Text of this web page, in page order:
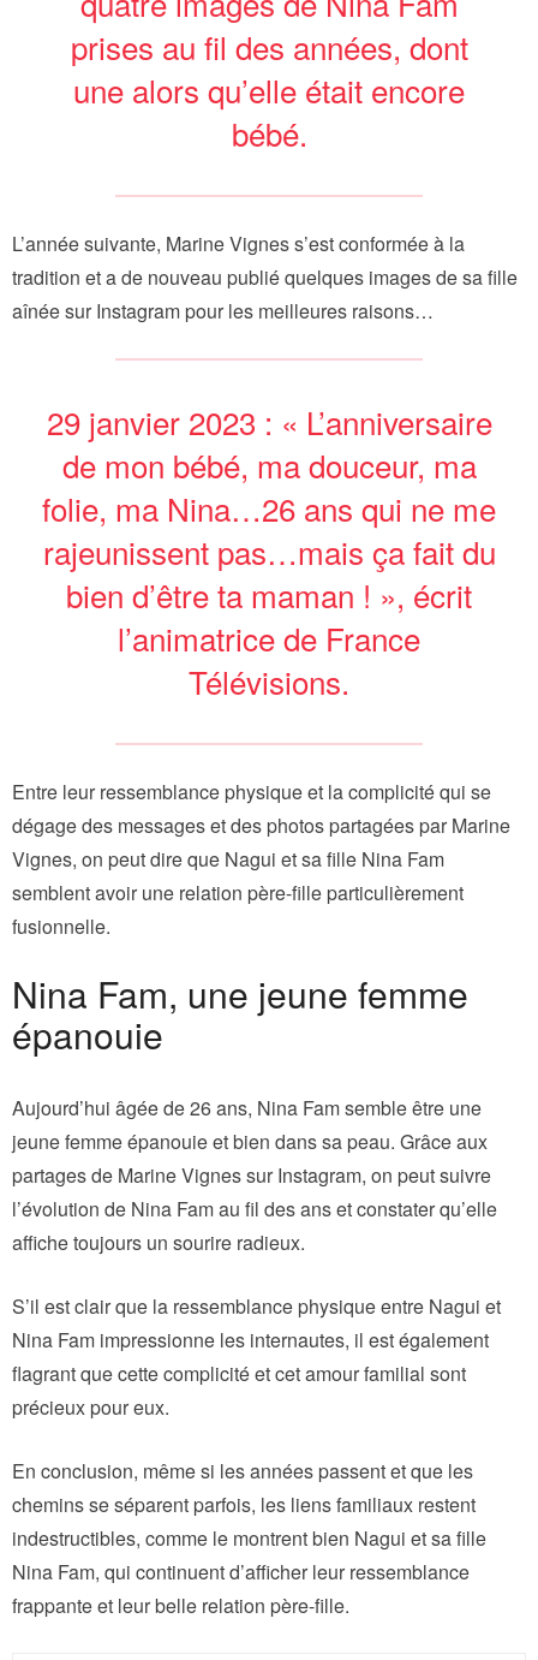
prises au fil des années, dont
une alors qu’elle était encore
bébé.
L’année suivante, Marine Vignes s’est conformée à la
tradition et a de nouveau publié quelques images de sa fille
aînée sur Instagram pour les meilleures raisons…
29 janvier 2023 : « L’anniversaire
de mon bébé, ma douceur, ma
folie, ma Nina…26 ans qui ne me
rajeunissent pas…mais ça fait du
bien d’être ta maman ! », écrit
l’animatrice de France
Télévisions.
Entre leur ressemblance physique et la complicité qui se
dégage des messages et des photos partagées par Marine
Vignes, on peut dire que Nagui et sa fille Nina Fam
semblent avoir une relation père-fille particulièrement
fusionnelle.
Nina Fam, une jeune femme
épanouie
Aujourd’hui âgée de 26 ans, Nina Fam semble être une
jeune femme épanouie et bien dans sa peau. Grâce aux
partages de Marine Vignes sur Instagram, on peut suivre
l’évolution de Nina Fam au fil des ans et constater qu’elle
affiche toujours un sourire radieux.
S’il est clair que la ressemblance physique entre Nagui et
Nina Fam impressionne les internautes, il est également
flagrant que cette complicité et cet amour familial sont
précieux pour eux.
En conclusion, même si les années passent et que les
chemins se séparent parfois, les liens familiaux restent
indestructibles, comme le montrent bien Nagui et sa fille
Nina Fam, qui continuent d’afficher leur ressemblance
frappante et leur belle relation père-fille.